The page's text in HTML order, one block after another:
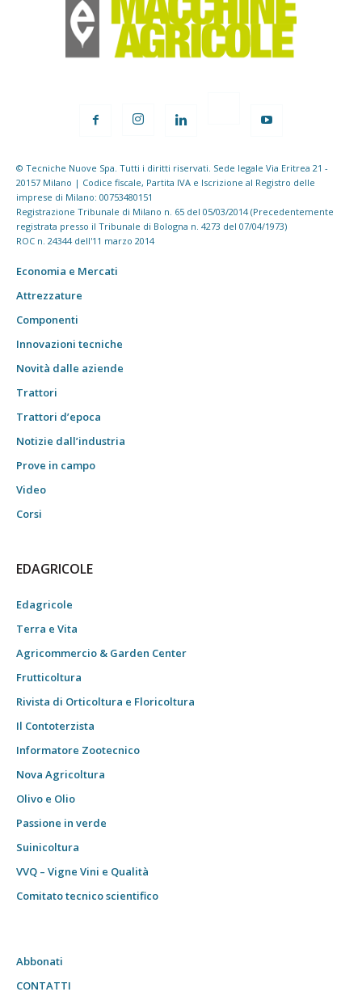
© Tecniche Nuove Spa. Tutti i diritti riservati. Sede legale Via Eritrea 21 -
20157 Milano | Codice fiscale, Partita IVA e Iscrizione al Registro delle
imprese di Milano: 00753480151
Registrazione Tribunale di Milano n. 65 del 05/03/2014 (Precedentemente
registrata presso il Tribunale di Bologna n. 4273 del 07/04/1973)
ROC n. 24344 dell'11 marzo 2014
Economia e Mercati
Attrezzature
Componenti
Innovazioni tecniche
Novità dalle aziende
Trattori
Trattori d’epoca
Notizie dall’industria
Prove in campo
Video
Corsi
EDAGRICOLE
Edagricole
Terra e Vita
Agricommercio & Garden Center
Frutticoltura
Rivista di Orticoltura e Floricoltura
Il Contoterzista
Informatore Zootecnico
Nova Agricoltura
Olivo e Olio
Passione in verde
Suinicoltura
VVQ – Vigne Vini e Qualità
Comitato tecnico scientifico
Abbonati
CONTATTI